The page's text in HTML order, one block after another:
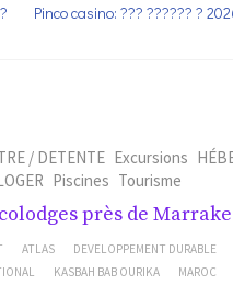
Pinco casino: ??? ?????? ?
/ DETENTE Excursions
Piscines Tourisme
près de
ATLAS DEVELOPPEMENT DURABLE
KASBAH BAB OURIKA MAROC